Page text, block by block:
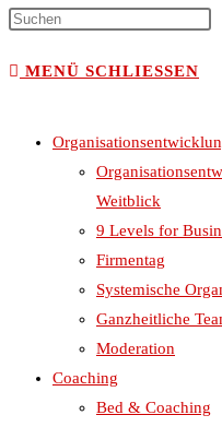
SUCHE
MENÜ SCHLIESSEN
Weitblick
9 Levels for
Firmentag
Systemische
Ganzheitliche
Moderation
Coaching
Bed & Coaching